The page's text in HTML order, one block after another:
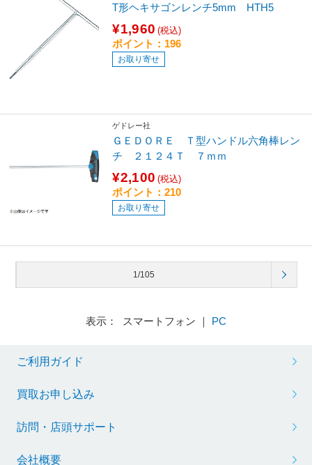
T形ヘキサゴンレンチ5mm HTH5
¥1,960 (税込)
ポイント：196
お取り寄せ
ゲドレー社
ＧＥＤＯＲＥ Ｔ型ハンドル六角棒レン
チ ２１２４Ｔ ７ｍｍ
¥2,100 (税込)
ポイント：210
お取り寄せ
1/105
表示： スマートフォン ｜ PC
ご利用ガイド
買取お申し込み
訪問・店頭サポート
会社概要